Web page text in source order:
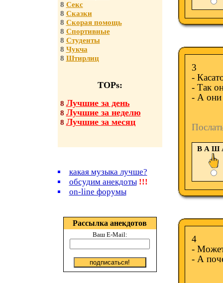
8 Секс
8 Сказки
8 Скорая помощь
8 Спортивные
8 Студенты
8 Чукча
8 Штирлиц
TOPs:
8 Лучшие за день
8 Лучшие за неделю
8 Лучшие за месяц
какая музыка лучше?
обсудим анекдоты !!!
on-line форумы
Рассылка анекдотов
Ваш E-Mail:
3
-
- Так
- А они
В А Ш
4
-
- А